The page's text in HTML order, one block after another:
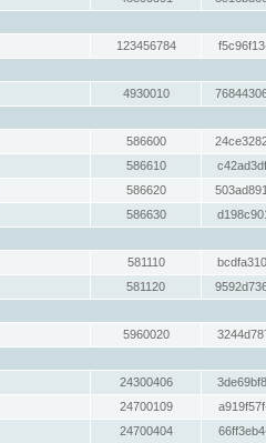
123456784
4930010
586600
586610
586620
586630
581110
581120
5960020
24300406
24700109
24700404